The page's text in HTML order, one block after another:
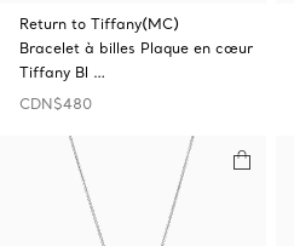
Return to Tiffany(MC)
Bracelet à billes Plaque en cœur
Tiffany Bl …
CDN$480